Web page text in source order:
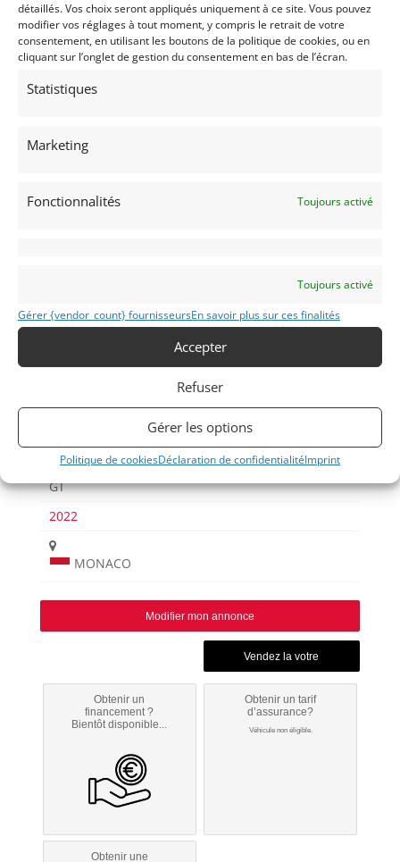
détaillés. Vos choix seront appliqués uniquement à ce site. Vous pouvez
modifier vos réglages à tout moment, y compris le retrait de votre
consentement, en utilisant les boutons de la politique de cookies, ou en
cliquant sur l’onglet de gestion du consentement en bas de l’écran.
Statistiques
Marketing
Fonctionnalités Toujours activé
Toujours activé
Gérer {vendor_count} fournisseursEn savoir plus sur ces finalités
Accepter
Refuser
Gérer les options
Politique de cookiesDéclaration de confidentialitéImprint
un système audio Bowers & Wilkins à 12 haut-
parleurs ainsi qu’une navigation connectée avec
écran tactile.
Publié: 10 mars 2023 (il y a 3 ans)
Voitures de collection
McLAREN
GT
2022
MONACO
Modifier mon annonce
Obtenir un
financement ?
Bientôt disponible...
Obtenir un tarif
d’assurance?
Véhicule non éligible.
Obtenir une